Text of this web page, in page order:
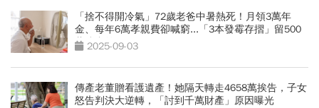
「捨不得開冷氣」72歲老爸中暑熱死！月領3萬年
金、每年6萬孝親費卻喊窮...「3本發霉存摺」留500
萬遺產啟示
2025-09-03
傳產老董贈看護遺產！她隔天轉走4658萬挨告，子女
怒告判決大逆轉，「討到千萬財產」原因曝光